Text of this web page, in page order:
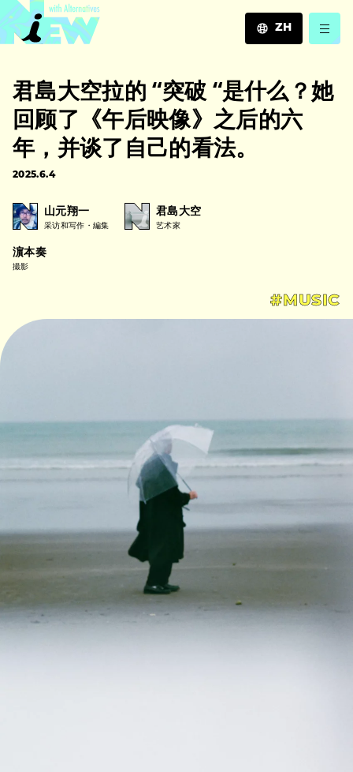
ZH
EN
ZH
君島大空拉的 “突破 “是什么？她
回顾了《午后映像》之后的六
年，并谈了自己的看法。
2025.6.4
山元翔一
采访和写作・編集
君島大空
艺术家
濵本奏
撮影
#MUSIC